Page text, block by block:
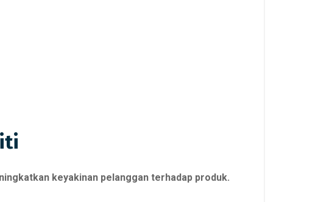
keyakinan pelanggan terhadap produk.